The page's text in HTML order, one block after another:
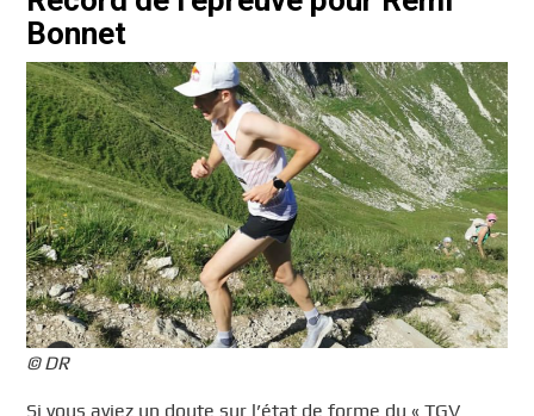
Bonnet
© DR
Si vous aviez un doute sur l’état de forme du « TGV